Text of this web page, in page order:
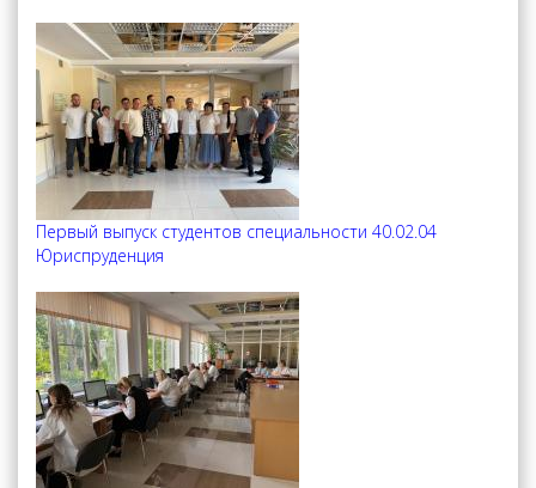
Первый выпуск студентов специальности 40.02.04
Юриспруденция